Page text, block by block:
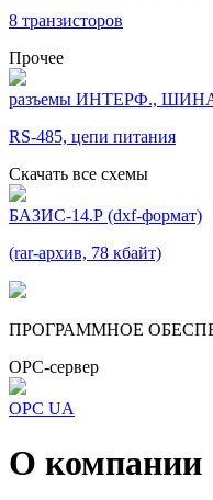
8 транзисторов
Прочее
разъемы ИНТЕРФ.,
RS-485, цепи питания
Скачать все схемы
БАЗИС-14.Р (dxf-формат)
(rar-архив, 78 кбайт)
ПРОГРАММНОЕ
OPC-сервер
OPC UA
О компании